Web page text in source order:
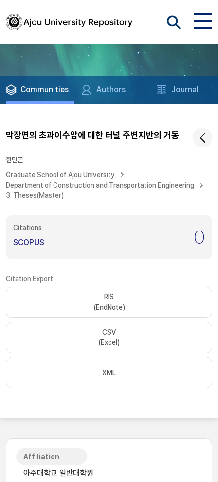
Communities Authors Journal
막장면의 초과이수압에 대한 터널 주변지반의 거동
한민곤
Graduate School of Ajou University
Department of Construction and Transportation Engineering
3. Theses(Master)
Citations
SCOPUS 0
Citation Export
RIS
(EndNote)
CSV
(Excel)
XML
Affiliation
아주대학교 일반대학원